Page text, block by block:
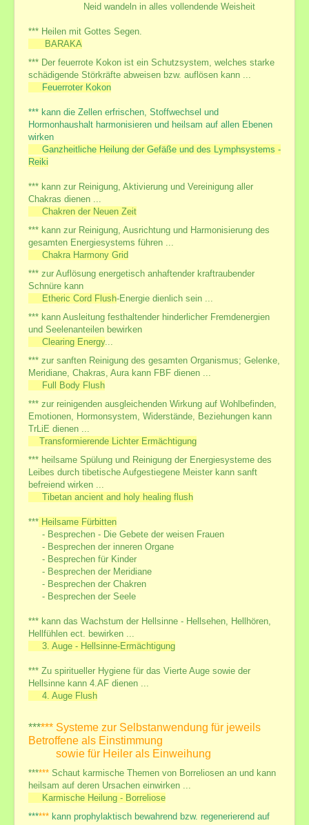
Neid wandeln in alles vollendende Weisheit
*** Heilen mit Gottes Segen.
BARAKA
*** Der feuerrote Kokon ist ein Schutzsystem, welches starke
schädigende Störkräfte abweisen bzw. auflösen kann ...
Feuerroter Kokon
*** kann die Zellen erfrischen, Stoffwechsel und
Hormonhaushalt harmonisieren und heilsam auf allen Ebenen
wirken
Ganzheitliche Heilung der Gefäße und des Lymphsystems -
Reiki
*** kann zur Reinigung, Aktivierung und Vereinigung aller
Chakras dienen ...
Chakren der Neuen Zeit
*** kann zur Reinigung, Ausrichtung und Harmonisierung des
gesamten Energiesystems führen ...
Chakra Harmony Grid
*** zur Auflösung energetisch anhaftender kraftraubender
Schnüre kann
Etheric Cord Flush-Energie dienlich sein ...
*** kann Ausleitung festhaltender hinderlicher Fremdenergien
und Seelenanteilen bewirken
Clearing Energy...
*** zur sanften Reinigung des gesamten Organismus; Gelenke,
Meridiane, Chakras, Aura kann FBF dienen ...
Full Body Flush
*** zur reinigenden ausgleichenden Wirkung auf Wohlbefinden,
Emotionen, Hormonsystem, Widerstände, Beziehungen kann
TrLiE dienen ...
Transformierende Lichter Ermächtigung
*** heilsame Spülung und Reinigung der Energiesysteme des
Leibes durch tibetische Aufgestiegene Meister kann sanft
befreiend wirken ...
Tibetan ancient and holy healing flush
*** Heilsame Fürbitten
- Besprechen - Die Gebete der weisen Frauen
- Besprechen der inneren Organe
- Besprechen für Kinder
- Besprechen der Meridiane
- Besprechen der Chakren
- Besprechen der Seele
*** kann das Wachstum der Hellsinne - Hellsehen, Hellhören,
Hellfühlen ect. bewirken ...
3. Auge - Hellsinne-Ermächtigung
*** Zu spiritueller Hygiene für das Vierte Auge sowie der
Hellsinne kann 4.AF dienen ...
4. Auge Flush
****** Systeme zur Selbstanwendung für jeweils
Betroffene als Einstimmung
sowie für Heiler als Einweihung
****** Schaut karmische Themen von Borreliosen an und kann
heilsam auf deren Ursachen einwirken ...
Karmische Heilung - Borreliose
****** kann prophylaktisch bewahrend bzw. regenerierend auf